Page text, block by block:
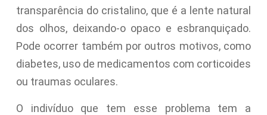
transparência do cristalino, que é a lente natural
dos olhos, deixando-o opaco e esbranquiçado.
Pode ocorrer também por outros motivos, como
diabetes, uso de medicamentos com corticoides
ou traumas oculares.
O indivíduo que tem esse problema tem a